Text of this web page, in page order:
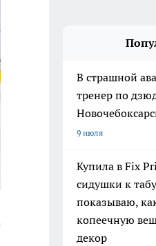
В страшной
тренер по
9 июля
Купила в Fix
сидушки к
показываю,
копеечную
декор